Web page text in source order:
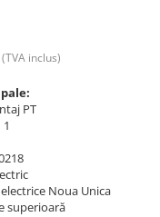
(TVA inclus)
PT
1
Noua Unica
superioară